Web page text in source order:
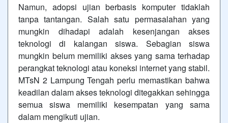
Namun, adopsi ujian berbasis komputer tidaklah
tanpa tantangan. Salah satu permasalahan yang
mungkin dihadapi adalah kesenjangan akses
teknologi di kalangan siswa. Sebagian siswa
mungkin belum memiliki akses yang sama terhadap
perangkat teknologi atau koneksi internet yang stabil.
MTsN 2 Lampung Tengah perlu memastikan bahwa
keadilan dalam akses teknologi ditegakkan sehingga
semua siswa memiliki kesempatan yang sama
dalam mengikuti ujian.